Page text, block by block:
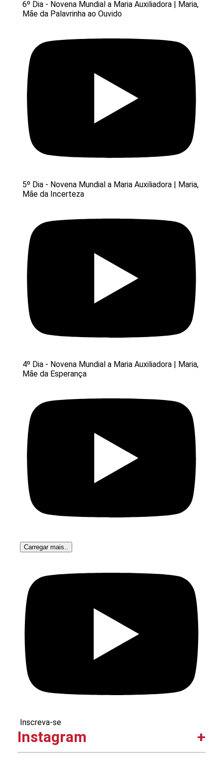
6º Dia - Novena Mundial a Maria Auxiliadora | Maria,
Mãe da Palavrinha ao Ouvido
5º Dia - Novena Mundial a Maria Auxiliadora | Maria,
Mãe da Incerteza
4º Dia - Novena Mundial a Maria Auxiliadora | Maria,
Mãe da Esperança
Carregar mais..
Inscreva-se
Instagram